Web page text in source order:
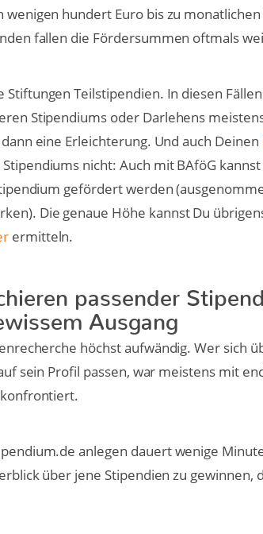
wenigen hundert Euro bis zu
fallen die Fördersummen oftmals
Stiftungen Teilstipendien. In diesen
Stipendiums oder Darlehens
eine Erleichterung. Und auch Deinen
nicht: Auch mit BAföG
gefördert werden
Die genaue Höhe kannst Du
ermitteln.
passender
Ausgang
höchst aufwändig. Wer sich
sein Profil passen, war meistens mit
anlegen dauert wenige
über jene Stipendien zu gewinnen,